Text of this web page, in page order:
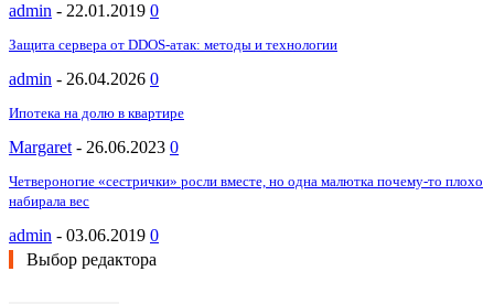
admin - 22.01.2019 0
Защита сервера от DDOS-атак: методы и технологии
admin - 26.04.2026 0
Ипотека на долю в квартире
Margaret - 26.06.2023 0
Четвероногие «сестрички» росли вместе, но одна малютка почему-то плохо
набирала вес
admin - 03.06.2019 0
Выбор редактора